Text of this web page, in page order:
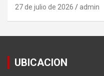
27 de julio de 2026 admin
UBICACION